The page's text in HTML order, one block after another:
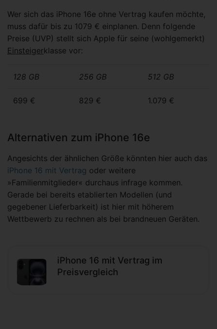
Wer sich das iPhone 16e ohne Vertrag kaufen möchte,
muss dafür bis zu 1079 € einplanen. Denn folgende
Preise (UVP) stellt sich Apple für seine (wohlgemerkt)
Einsteigerklasse vor:
128 GB 256 GB 512 GB
699 € 829 € 1.079 €
Alternativen zum iPhone 16e
Angesichts der ähnlichen Größe könnten hier auch das
iPhone 16 mit Vertrag oder weitere
»Familienmitglieder« durchaus infrage kommen.
Gerade bei bereits etablierten Modellen (und
gegebener Lieferbarkeit) ist hier mit höherem
Wettbewerb zu rechnen als bei brandneuen Geräten.
iPhone 16 mit Vertrag im
Preisvergleich